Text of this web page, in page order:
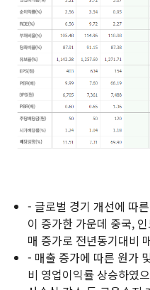
- 글로벌 경기 개선에 따
이 증가한 가운데 중국,
매 증가로 전년동기대비
- 매출 증가에 따른 원가
비 영업이익률 상승하였